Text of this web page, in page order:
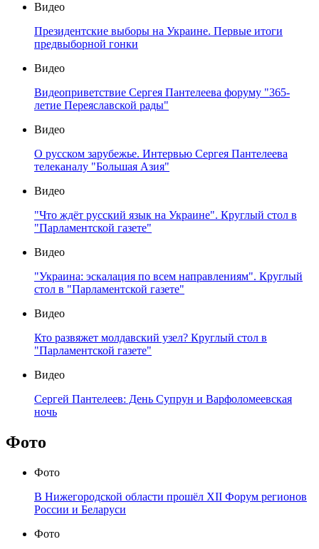
Видео
Президентские выборы на Украине. Первые итоги
предвыборной гонки
Видео
Видеоприветствие Сергея Пантелеева форуму "365-
летие Переяславской рады"
Видео
О русском зарубежье. Интервью Сергея Пантелеева
телеканалу "Большая Азия"
Видео
"Что ждёт русский язык на Украине". Круглый стол в
"Парламентской газете"
Видео
"Украина: эскалация по всем направлениям". Круглый
стол в "Парламентской газете"
Видео
Кто развяжет молдавский узел? Круглый стол в
"Парламентской газете"
Видео
Сергей Пантелеев: День Супрун и Варфоломеевская
ночь
Фото
Фото
В Нижегородской области прошёл XII Форум регионов
России и Беларуси
Фото